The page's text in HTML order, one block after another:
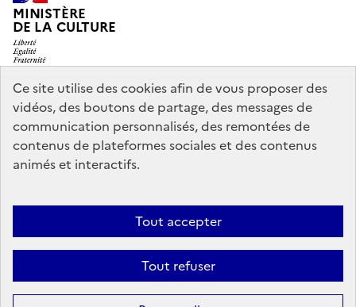
Ce site utilise des cookies afin de vous proposer des
vidéos, des boutons de partage, des messages de
communication personnalisés, des remontées de
contenus de plateformes sociales et des contenus
animés et interactifs.
Tout accepter
Tout refuser
MINISTÈRE
DE LA CULTURE
legifrance.gouv.fr
info.gouv.fr
service-public.gouv.fr
data.gouv.fr
Mentions légales
conforme
Politique d’utilisation des témoins de connexion
Sauf mention contraire, tous les contenus de ce site sont sous